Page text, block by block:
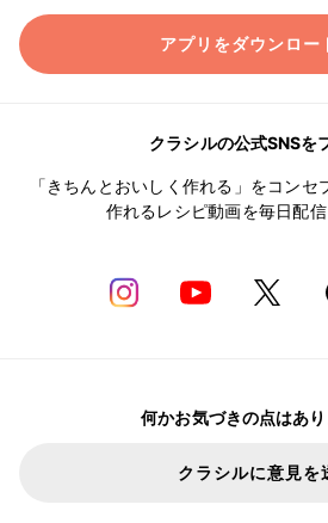
アプリをダウンロー
クラシルの公式SNSを
「きちんとおいしく作れる」をコンセ
作れるレシピ動画を毎日配信
何かお気づきの点はあ
クラシルに意見を